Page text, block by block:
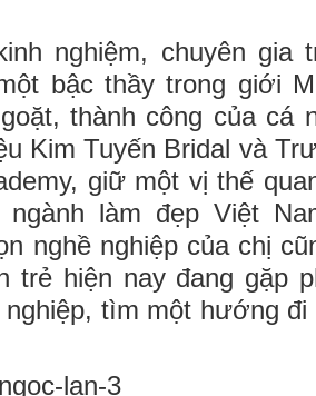
nghiệm, chuyên gia
bậc thầy trong giới
thành công của cá
Kim Tuyến Bridal và
giữ một vị thế
ngành làm đẹp Việt
nghề nghiệp của chị
trẻ hiện nay đang gặp
tìm một hướng đi